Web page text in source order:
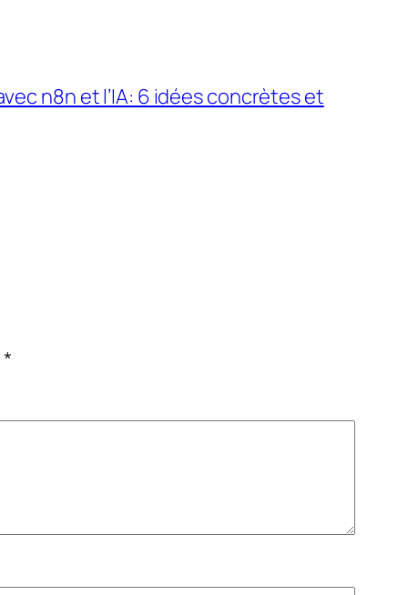
n8n et l’IA: 6 idées concrètes et
*